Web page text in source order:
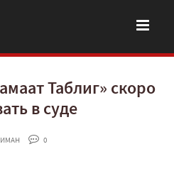
Таблиг» скоро
в суде
ИМАН
0